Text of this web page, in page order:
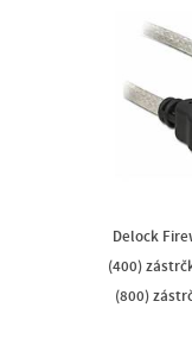
Delock
(400)
(800)